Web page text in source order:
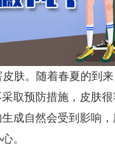
。随着春夏的到来
取预防措施，皮肤
成自然会受到影响
。